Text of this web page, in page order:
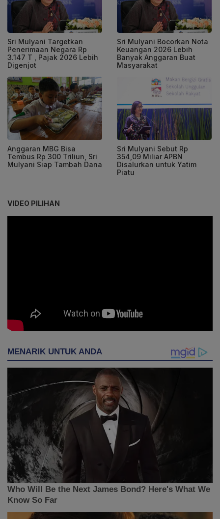
Sri Mulyani Targetkan
Penerimaan Negara Rp
3.147 T , Pajak 2026 Lebih
Digenjot
Sri Mulyani Bocorkan Nota
Keuangan 2026 Lebih
Banyak Anggaran Buat
Masyarakat
Anggaran MBG Bisa
Tembus Rp 300 Triliun, Sri
Mulyani Siap Tambah Dana
Sri Mulyani Sebut Rp
354,09 Miliar APBN
Disalurkan untuk Yatim
Piatu
VIDEO PILIHAN